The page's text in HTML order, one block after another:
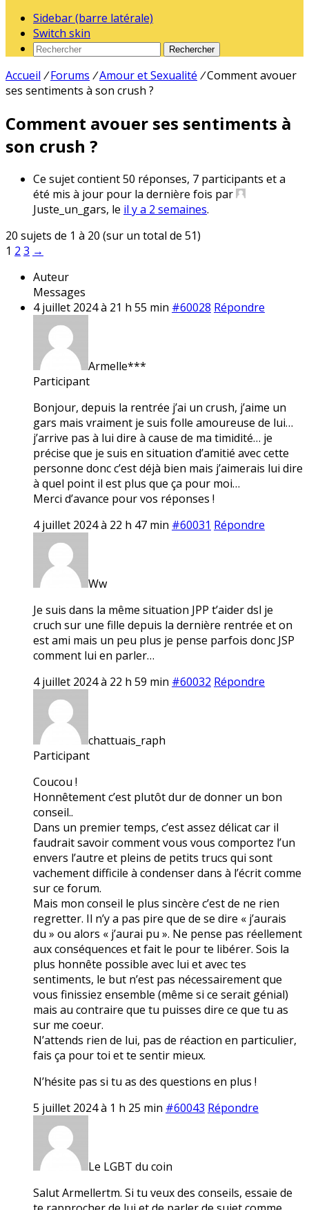
Sidebar (barre latérale)
Switch skin
Rechercher
Accueil / Forums /Amour et Sexualité /Comment avouer
ses sentiments à son crush ?
Comment avouer ses sentiments à
son crush ?
Ce sujet contient 50 réponses, 7 participants et a
été mis à jour pour la dernière fois par
Juste_un_gars, le il y a 2 semaines.
20 sujets de 1 à 20 (sur un total de 51)
1 2 3 →
Auteur
Messages
4 juillet 2024 à 21 h 55 min #60028 Répondre
Armelle***
Participant
Bonjour, depuis la rentrée j’ai un crush, j’aime un
gars mais vraiment je suis folle amoureuse de lui…
j’arrive pas à lui dire à cause de ma timidité… je
précise que je suis en situation d’amitié avec cette
personne donc c’est déjà bien mais j’aimerais lui dire
à quel point il est plus que ça pour moi…
Merci d’avance pour vos réponses !
4 juillet 2024 à 22 h 47 min #60031 Répondre
Ww
Je suis dans la même situation JPP t’aider dsl je
cruch sur une fille depuis la dernière rentrée et on
est ami mais un peu plus je pense parfois donc JSP
comment lui en parler…
4 juillet 2024 à 22 h 59 min #60032 Répondre
chattuais_raph
Participant
Coucou !
Honnêtement c’est plutôt dur de donner un bon
conseil..
Dans un premier temps, c’est assez délicat car il
faudrait savoir comment vous vous comportez l’un
envers l’autre et pleins de petits trucs qui sont
vachement difficile à condenser dans à l’écrit comme
sur ce forum.
Mais mon conseil le plus sincère c’est de ne rien
regretter. Il n’y a pas pire que de se dire « j’aurais
du » ou alors « j’aurai pu ». Ne pense pas réellement
aux conséquences et fait le pour te libérer. Sois la
plus honnête possible avec lui et avec tes
sentiments, le but n’est pas nécessairement que
vous finissiez ensemble (même si ce serait génial)
mais au contraire que tu puisses dire ce que tu as
sur me coeur.
N’attends rien de lui, pas de réaction en particulier,
fais ça pour toi et te sentir mieux.
N’hésite pas si tu as des questions en plus !
5 juillet 2024 à 1 h 25 min #60043 Répondre
Le LGBT du coin
Salut Armellertm. Si tu veux des conseils, essaie de